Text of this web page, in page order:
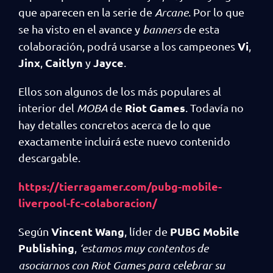
que aparecen en la serie de Arcane. Por lo que
se ha visto en el avance y bannersde esta
colaboración, podrá usarse a los campeonesVi
Jinx Caitlyn yJayce
Ellos son algunos de los más populares al
interior del MOBA de Riot Games . Todavía no
hay detalles concretos acerca de lo que
exactamente incluirá este nuevo contenido
descargable.
https://tierragamer.com/pubg-mobile-
liverpool-fc-colaboracion/
Según Vincent Wang , líder de PUBG Mobile
Publishing ‘estamos muy contentos de
asociarnos con Riot Games para celebrar su